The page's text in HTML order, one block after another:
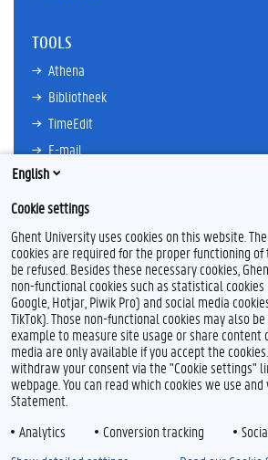
TOOLS
Athena
Bibliotheek
TimeEdit
E-mail
Ufora
Oasis
Research Explorer
F
a
c
e
b
o
o
k
L
i
n
k
e
d
I
Y
o
u
T
u
b
e
I
n
s
t
a
g
r
Feedback
Privacy
Disclaimer
Toegankelijkheid
English
Cookie settings
Ghent University uses cookies on this website.
cookies are required for the proper functioning
be refused. Besides these necessary cookies,
non-functional cookies such as statistical cookies
Google, Hotjar, Piwik Pro) and social media
TikTok). Those non-functional cookies may also
example to measure site usage or share content
media are only available if you accept the
withdraw your consent via the "Cookie settings"
webpage. You can read which cookies we use
Statement.
Analytics
Conversion tracking